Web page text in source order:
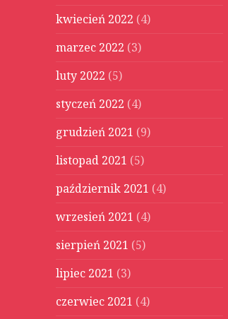
kwiecień 2022 (4)
marzec 2022 (3)
luty 2022 (5)
styczeń 2022 (4)
grudzień 2021 (9)
listopad 2021 (5)
październik 2021 (4)
wrzesień 2021 (4)
sierpień 2021 (5)
lipiec 2021 (3)
czerwiec 2021 (4)